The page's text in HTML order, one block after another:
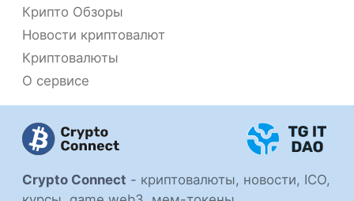
Crypto Connect - криптовалюты, новости, ICO,
Крипто Обзоры
Новости криптовалют
Криптовалюты
О сервисе